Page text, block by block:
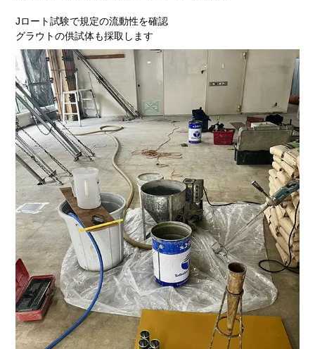
Jロート試験で規定の流動性を確認
グラウトの供試体も採取します